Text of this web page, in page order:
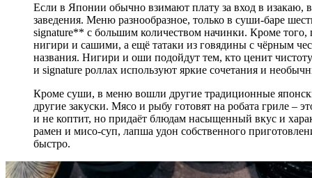
Если в Японии обычно взимают плату за вход в изакаю,
заведения. Меню разнообразное, только в суши-баре
signature** с большим количеством начинки. Кроме
нигири и сашими, а ещё татаки из говядины с чёрным
названия. Нигири и оши подойдут тем, кто ценит
и signature роллах используют яркие сочетания и
Кроме суши, в меню вошли другие традиционные
другие закуски. Мясо и рыбу готовят на робата гриле –
и не коптит, но придаёт блюдам насыщенный вкус и
рамен и мисо-суп, лапша удон собственного
быстро.